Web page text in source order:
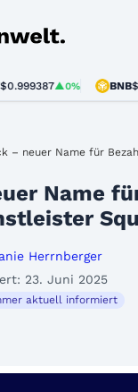
▲0% BNB
– neuer Name für
Name
Herrnberger
23. Juni 2025
aktuell informiert